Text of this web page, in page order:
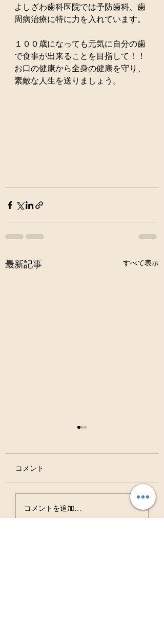
よしざわ歯科医院では予防歯科、歯
周病治療に特に力を入れています。
１００歳になっても元気に自分の歯
で食事が出来ることを目指して！！
お口の健康から全身の健康を守り、
素敵な人生を送りましょう。
最新記事 すべて表示
虫歯は治る病気ですよ
ね？？
コメント
コメントを追加…